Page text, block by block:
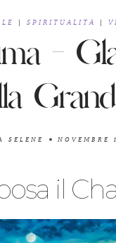
SPIRITUALITÀ
–
SELENE NOVEMBRE
il